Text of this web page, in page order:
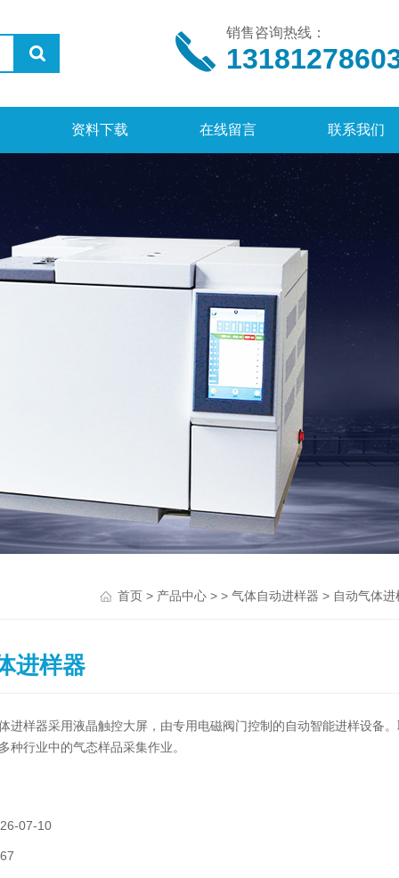
销售咨询热线：
资料下载 在线留言 联系我们
首页 > 产品中心 > > 气体自动进样器 > 自动气体进
进样器
进样器采用液晶触控大屏，由专用电磁阀门控制的自动智能进样设备
种行业中的气态样品采集作业。
07-10